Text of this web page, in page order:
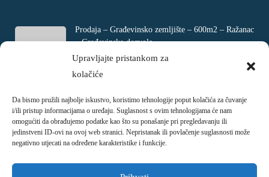
Upravljajte pristankom za
kolačiće
Da bismo pružili najbolje iskustvo, koristimo tehnologije poput kolačića za čuvanje
i/ili pristup informacijama o uređaju. Suglasnost s ovim tehnologijama će nam
omogućiti da obrađujemo podatke kao što su ponašanje pri pregledavanju ili
jedinstveni ID-ovi na ovoj web stranici. Nepristanak ili povlačenje suglasnosti može
negativno utjecati na određene karakteristike i funkcije.
Prodaja – Građevinsko zemljište – 600m2 – Ražanac
– Građevinska dozvola
Rtina, Croatia
€ 180.000
Prodaja – Četverosobni stan – Jadranovo –
Crikvenica – 73m2
Ulica Ivani, Jadranovo, Croatia